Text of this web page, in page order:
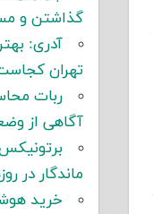
گذاشتن و
آدری:
تهران
آگاهی از
ماندگار در
خرید